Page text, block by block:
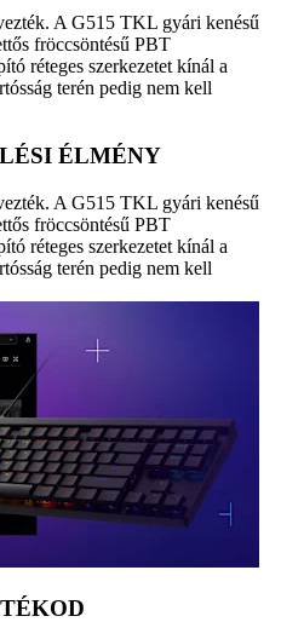
A G515 TKL gyári kenésű
fröccsöntésű PBT
réteges szerkezetet kínál a
terén pedig nem kell
ÉLMÉNY
A G515 TKL gyári kenésű
fröccsöntésű PBT
réteges szerkezetet kínál a
terén pedig nem kell